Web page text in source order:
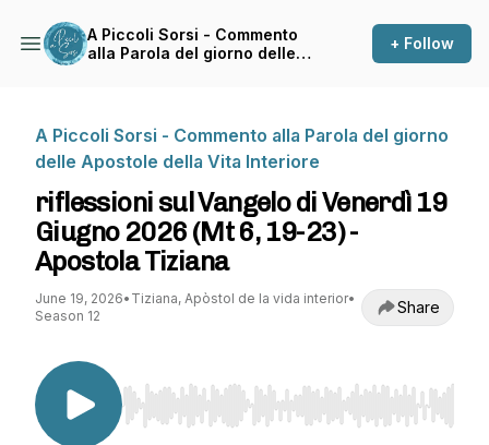
A Piccoli Sorsi - Commento
alla Parola del giorno delle
+ Follow
A Piccoli Sorsi - Commento alla Parola del giorno
delle Apostole della Vita Interiore
riflessioni sul Vangelo di Venerdì 19
Giugno 2026 (Mt 6, 19-23) -
Apostola Tiziana
June 19, 2026• Tiziana, Apòstol de la vida interior•
Season 12
Share
Use Left/Right to seek, Home/End to jump to